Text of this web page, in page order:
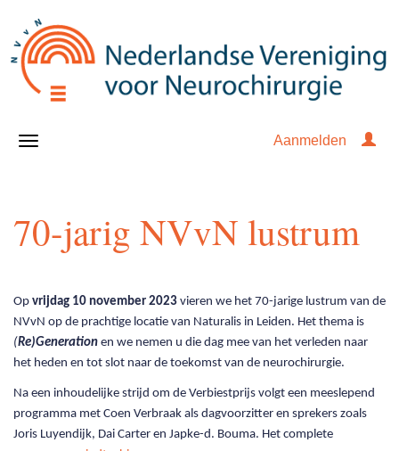
Aanmelden
70-jarig NVvN lustrum
Op vrijdag 10 november 2023 vieren we het 70-jarige lustrum van de
NVvN op de prachtige locatie van Naturalis in Leiden. Het thema is
(Re)Generation en we nemen u die dag mee van het verleden naar
het heden en tot slot naar de toekomst van de neurochirurgie.
Na een inhoudelijke strijd om de Verbiestprijs volgt een meeslepend
programma met Coen Verbraak als dagvoorzitter en sprekers zoals
Joris Luyendijk, Dai Carter en Japke-d. Bouma. Het complete